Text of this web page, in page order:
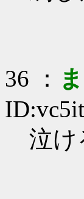
36 ：
泣け